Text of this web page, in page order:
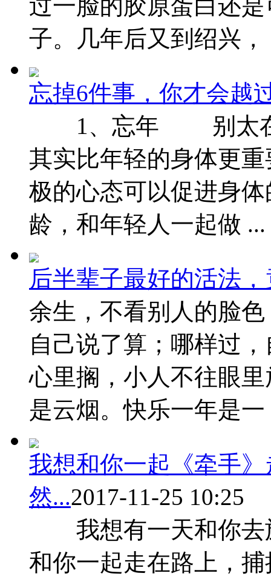
过一脸的胶原蛋白还
子。几年后又到绍兴，
忘掉6件事，你才会越
1、忘年 别太在意
其实比年轻的身体
极的心态可以促进
龄，和年轻人一起做 ...
后半辈子最好的活法
余生，不看别人的脸
自己说了算；哪样过
心里搁，小人不往眼
是云烟。快乐一年是一
我想和你一起《牵手
然...2017-11-25 10:25
我想有一天和你去
和你一起走在路上，